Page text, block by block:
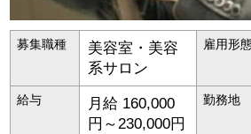
募集職種
美容室・美容
系サロン
雇用形
給与
月給 160,000
円～230,000円
勤務地